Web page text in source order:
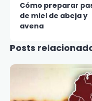
Cómo preparar
de miel de abeja y
avena
Posts